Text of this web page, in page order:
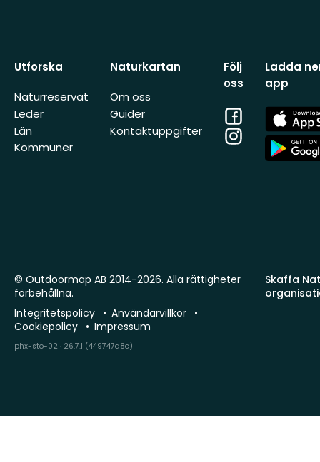
Utforska
Naturreservat
Leder
Län
Kommuner
Naturkartan
Om oss
Guider
Kontaktuppgifter
Följ
oss
Facebook
Instagram
Ladda
app
App
Store
App
Store
Skaffa
© Outdoormap AB 2014-2026. Alla rättigheter
förbehållna.
Integritetspolicy
Användarvillkor
Cookiepolicy
Impressum
phx-sto-02 · 26.7.1 (449747a8c)